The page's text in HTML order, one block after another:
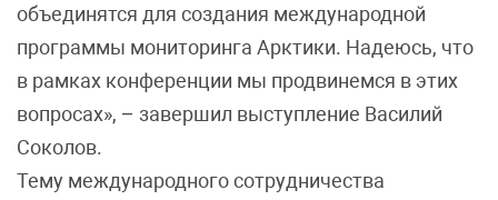
объединятся для создания международной
программы мониторинга Арктики. Надеюсь, что
в рамках конференции мы продвинемся в этих
вопросах», – завершил выступление Василий
Соколов.
Тему международного сотрудничества